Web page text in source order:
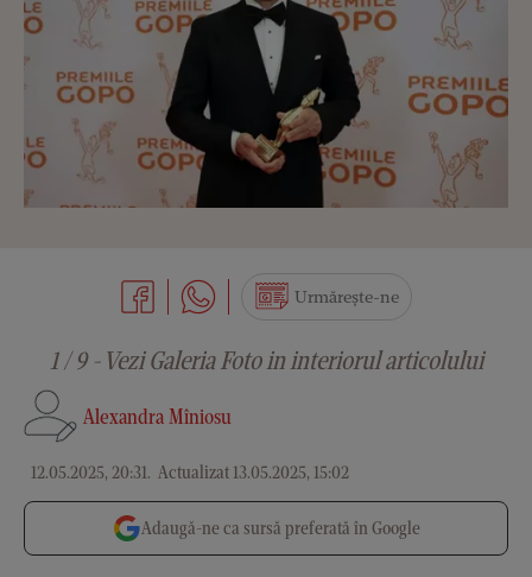
Alexandra Mîniosu
12.05.2025, 20:31. Actualizat 13.05.2025, 15:02
Urmărește-ne
1 / 9 - Vezi Galeria Foto in interiorul articolului
Adaugă-ne ca sursă preferată în Google